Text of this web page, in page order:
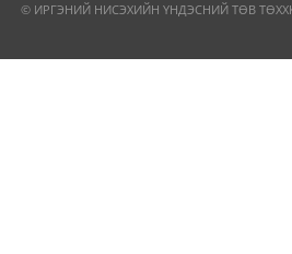
© ИРГЭНИЙ НИСЭХИЙН ҮНДЭСНИЙ ТӨВ